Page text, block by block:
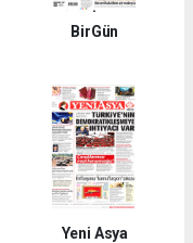
BirGün
Yeni Asya